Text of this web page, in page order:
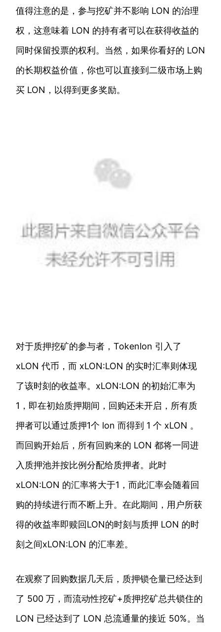
值得注意的是，参与挖矿并不影响 LON 的治理
权，这意味着 LON 的持有者可以在获得收益的
同时保留投票的权利。当然，如果你看好的 LON
的长期权益价值，你也可以直接到二级市场上购
买 LON，以得到更多奖励。
对于质押挖矿的参与者，Tokenlon 引入了
xLON 代币，而 xLON:LON 的实时汇率则体现
了该时刻的收益率。xLON:LON 的初始汇率为
1，即在初始质押期间，回购还未开启，所有质
押者可以通过质押1个 lon 而得到 1 个 xLON 。
而回购开始后，所有回购来的 LON 都将一同进
入质押池并按比例分配给质押者。此时
xLON:LON 的汇率将大于1，而此汇率会随着回
购的持续进行而不断上升。在此期间，用户所获
得的收益率即赎回LON的时刻与质押 LON 的时
刻之间xLON:LON 的汇率差。
在观察了回购数据几天后，质押锁仓量已经达到
了 500 万，而流动性挖矿+质押挖矿总共锁住的
LON 已经达到了 LON 总流通量的接近 50%。当